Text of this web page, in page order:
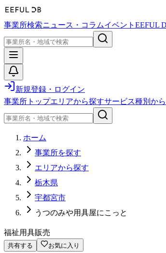
事業所検索ニュース・コラムイベント EEFUL
新規登録・ログイン
事業所トップエリアから探すサービス種別か
ホーム
事業所を探す
エリアから探す
栃木県
宇都宮市
うつのみや用具屋にこっと
福祉用具販売
共有する お気に入り